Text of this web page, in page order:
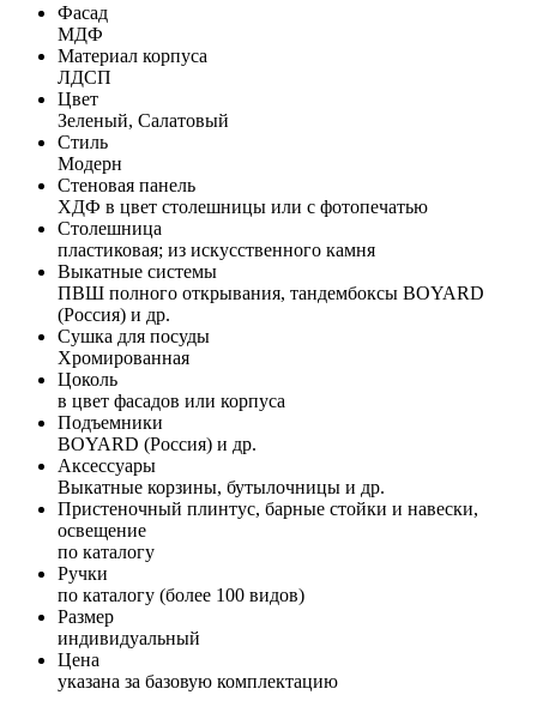
Фасад
МДФ
Материал корпуса
ЛДСП
Цвет
Зеленый, Салатовый
Стиль
Модерн
Стеновая панель
ХДФ в цвет столешницы или с фотопечатью
Столешница
пластиковая; из искусственного камня
Выкатные системы
ПВШ полного открывания, тандембоксы BOYARD
(Россия) и др.
Сушка для посуды
Хромированная
Цоколь
в цвет фасадов или корпуса
Подъемники
BOYARD (Россия) и др.
Аксессуары
Выкатные корзины, бутылочницы и др.
Пристеночный плинтус, барные стойки и навески,
освещение
по каталогу
Ручки
по каталогу (более 100 видов)
Размер
индивидуальный
Цена
указана за базовую комплектацию